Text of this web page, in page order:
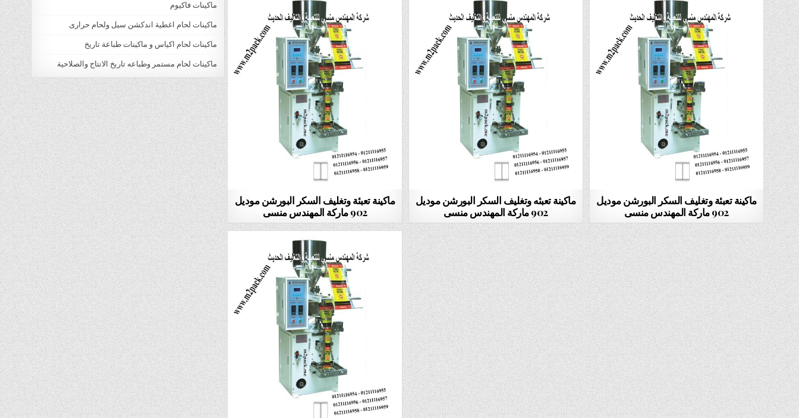
ماكينة تعبئة وتغليف السكر‎ البورشن موديل
902 ماركة المهندس منسى
ماكينة تعبئه وتغليف السكر البورشن موديل
902 ماركة المهندس منسى
ماكينة تعبئة وتغليف السكر البورشن موديل
902 ماركة المهندس منسى
ماكينات فاكيوم
ماكينات لحام اغطية اندكشن سيل ولحام حرارى
ماكينات لحام اكياس و ماكينات طباعة تاريخ
ماكينات لحام مستمر وطباعه تاريخ الانتاج والصلاحية